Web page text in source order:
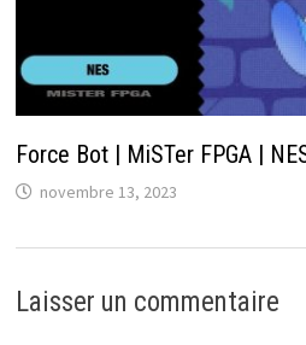
Force Bot | MiSTer FPGA |
novembre 13, 2023
Laisser un commentaire